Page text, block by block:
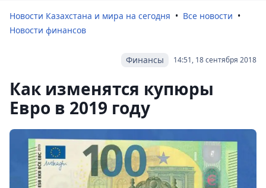
Новости Казахстана и мира на сегодня
Все новости
Новости финансов
14:51, 18 сентября 2018
Финансы
Как изменятся купюры
Евро в 2019 году